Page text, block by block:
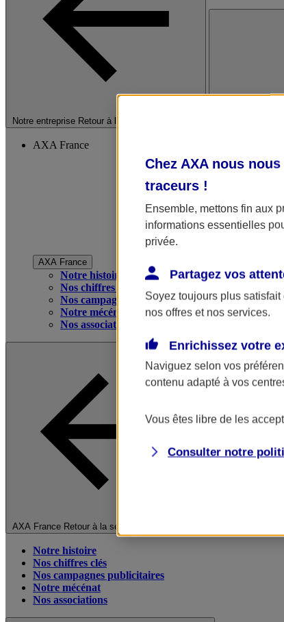
Notre entreprise Retour à la section précédente
AXA France
AXA France
Notre histoire
Nos chiffres clés
Nos campagnes publicitaires
Notre mécénat
Nos associations
AXA France Retour à la section précédente
Notre histoire
Nos chiffres clés
Nos campagnes publicitaires
Notre mécénat
Nos associations
Chez AXA nous
traceurs !
Ensemble, mettons fin aux
informations essentielles
privée.
Partagez vos
Soyez toujours plus
nos offres et nos services.
Enrichissez votre
Naviguez selon vos
contenu adapté à vos
Vous êtes libre de les
Consulter notre